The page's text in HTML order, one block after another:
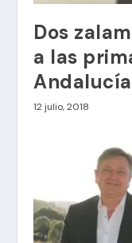
Dos
a las
Andalucía
12 julio, 2018